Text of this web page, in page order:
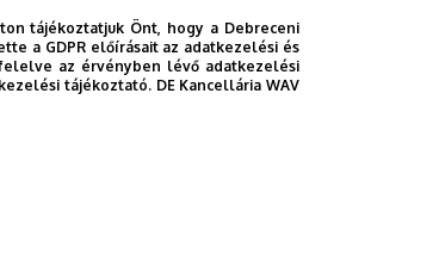
tájékoztatjuk Önt, hogy a Debreceni
a GDPR előírásait az adatkezelési és
az érvényben lévő adatkezelési
tájékoztató. DE Kancellária WAV